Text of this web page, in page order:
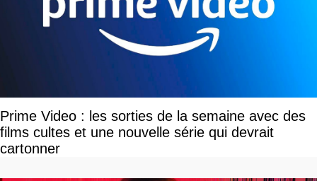
Prime Video : les sorties de la semaine avec des
films cultes et une nouvelle série qui devrait
cartonner